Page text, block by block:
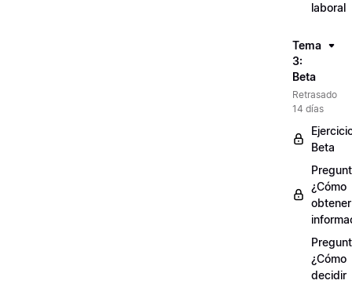
laboral
Tema
3:
Beta
Retrasado
14 días
Beta
¿Cómo
obtener
¿Cómo
decidir